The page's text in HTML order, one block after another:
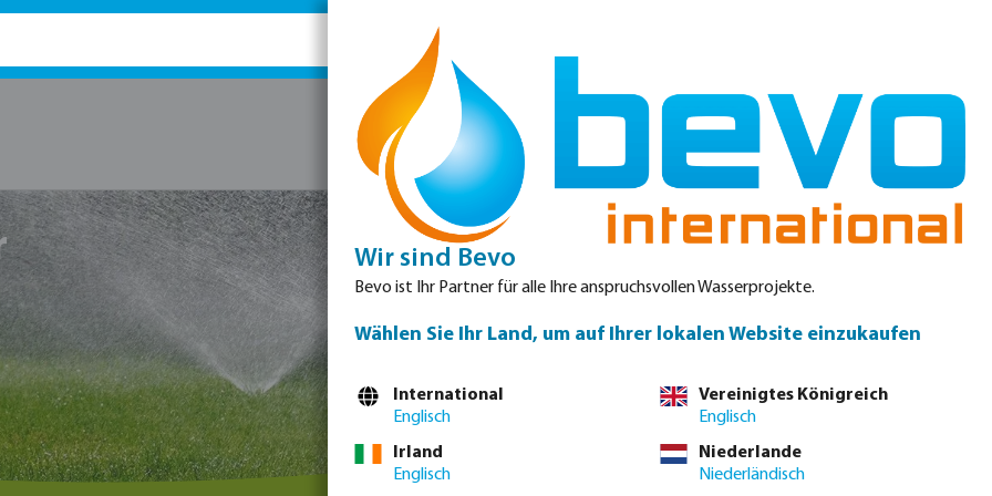
Ersatzteile Produktdatenblätter Service Kontakt
Wir sind Bevo
Bevo ist Ihr Partner für alle Ihre anspruchsvollen Wasserprojekte.
Wählen Sie Ihr Land, um auf Ihrer lokalen Website einzukaufen
International
Englisch
Vereinigtes Königreich
Englisch
Irland
Englisch
Niederlande
Niederländisch